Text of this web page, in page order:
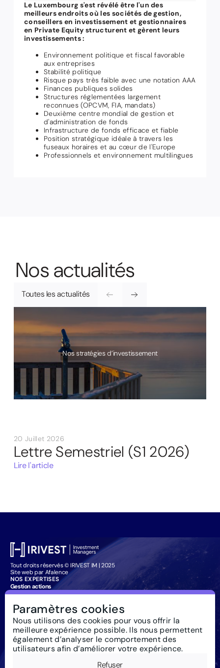
Le Luxembourg s'est révélé être l'un des
meilleurs endroits où les sociétés de gestion,
conseillers en investissement et gestionnaires
en Private Equity structurent et gèrent leurs
investissements :
Environnement politique et fiscal favorable
aux entreprises
Stabilité politique
Risque pays très faible avec une notation AAA
Finances publiques solides
Structures réglementées largement
reconnues (OPCVM, FIA, mandats)
Deuxième centre mondial de gestion et
d'administration de fonds
Infrastructure de fonds efficace et fiable
Position stratégique idéale à travers les
fuseaux horaires et au cœur de l'Europe
Professionnels et environnement multilingues
Nos actualités
Toutes les actualités
Nos stratégies d’investissement
20 Juillet 2026
Lettre Semestriel (S1 2026)
Lire l'article
Tout droits réservés © IRIVEST IM | 2025
Site web par Afalence
NOS EXPERTISES
Gestion actions
Gestion obligataire
Particuliers : souscription
IRIVEST IM
À propos
Investissement responsable
Actualités
Règlementation
Nous contacter
Paramètres cookies
Nous utilisons des cookies pour vous offrir la
meilleure expérience possible. Ils nous permettent
également d’analyser le comportement des
utilisateurs afin d’améliorer votre expérience.
Refuser